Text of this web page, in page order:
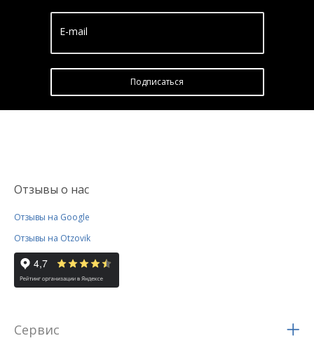
E-mail
Подписатьcя
Отзывы о нас
Отзывы на Google
Отзывы на Otzovik
Сервис